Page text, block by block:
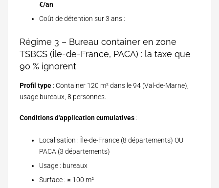
€/an
Coût de détention sur 3 ans :
Régime 3 – Bureau container en zone
TSBCS (Île-de-France, PACA) : la taxe que
90 % ignorent
Profil type : Container 120 m² dans le 94 (Val-de-Marne),
usage bureaux, 8 personnes.
Conditions d'application cumulatives :
Localisation : Île-de-France (8 départements) OU
PACA (3 départements)
Usage : bureaux
Surface : ≥ 100 m²